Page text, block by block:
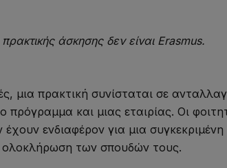
άσκησης δεν είναι Erasmus.
μια πρακτική συνίσταται σε
πρόγραμμα και μιας εταιρίας. Οι
έχουν ενδιαφέρον για μια
των σπουδών τους.